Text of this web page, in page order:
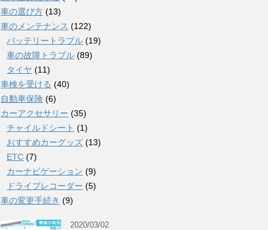
車の選び方 (13)
車のメンテナンス (122)
バッテリートラブル (19)
車の故障トラブル (89)
タイヤ (11)
車検を受ける (40)
自動車保険 (6)
カーアクセサリー (35)
チャイルドシート (1)
おすすめカーグッズ (13)
ETC (7)
カーナビゲーション (9)
ドライブレコーダー (5)
車の変更手続き (9)
2020/03/02